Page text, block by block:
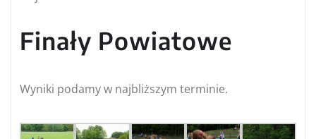
Finały Powiatowe
Wyniki podamy w najbliższym terminie.